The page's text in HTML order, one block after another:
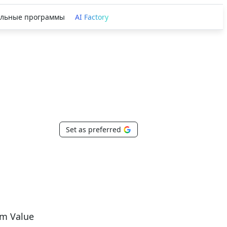
программы AI Factory
Value
Set as preferred